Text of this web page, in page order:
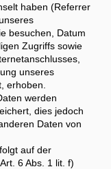
haben (Referrer
besuchen, Datum
Zugriffs sowie
unseres
erhoben.
werden
dies jedoch
Daten von
auf der
6 Abs. 1 lit. f)